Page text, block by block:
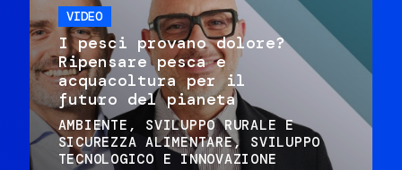
VIDEO
I pesci provano dolore?
Ripensare pesca e
acquacoltura per il
futuro del pianeta
AMBIENTE
SVILUPPO RURALE E
SICUREZZA ALIMENTARE
SVILUPPO
TECNOLOGICO E INNOVAZIONE